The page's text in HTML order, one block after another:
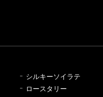
シルキーソイラテ
ロースタリー